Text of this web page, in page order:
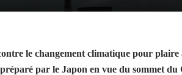
le changement climatique pour
par le Japon en vue du sommet du